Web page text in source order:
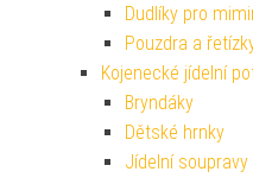
Dudlíky pro
Pouzdra a
Kojenecké jídelní
Bryndáky
Dětské hrnky
Jídelní soupravy